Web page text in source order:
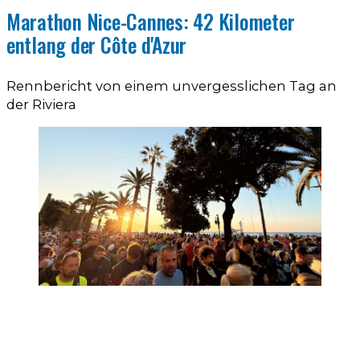
Marathon Nice-Cannes: 42 Kilometer
entlang der Côte d'Azur
Rennbericht von einem unvergesslichen Tag an
der Riviera